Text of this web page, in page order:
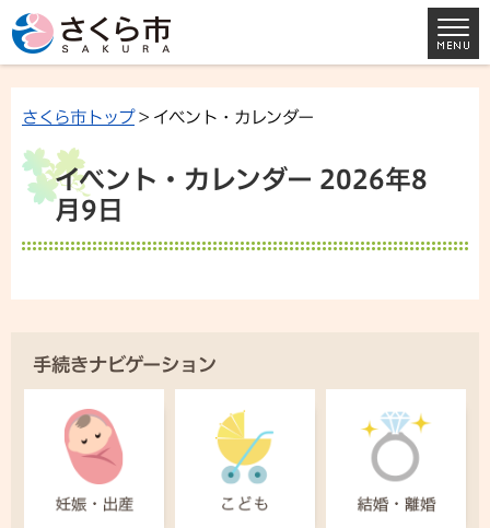
さくら市トップ> イベント・カレンダー
イベント・カレンダー 2026年8
月9日
手続きナビゲーション